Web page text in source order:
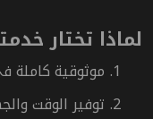
لماذا تختار
1. موثوقية كاملة
2. توفير الوقت